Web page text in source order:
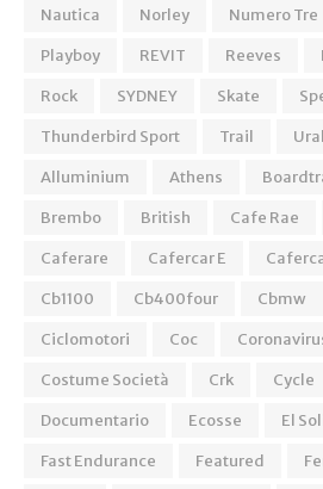
Nautica Norley Numero Tre
Playboy
REVIT Reeves
Rock
SYDNEY Skate
Thunderbird Sport
Trail Ural
Alluminium
Athens
Brembo
British Cafe Rae
Caferare
Cafercar E
Cb1100
Cb400four Cbmw
Ciclomotori
Coc
Costume Società
Crk Cycle
Documentario
Ecosse El
Fast Endurance
Featured